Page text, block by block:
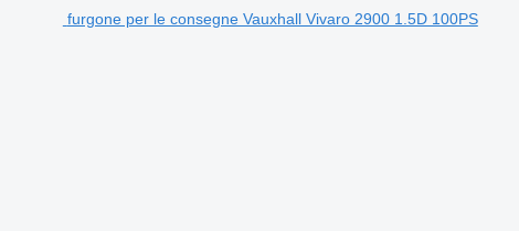
furgone per le consegne Vauxhall Vivaro 2900 1.5D 100PS